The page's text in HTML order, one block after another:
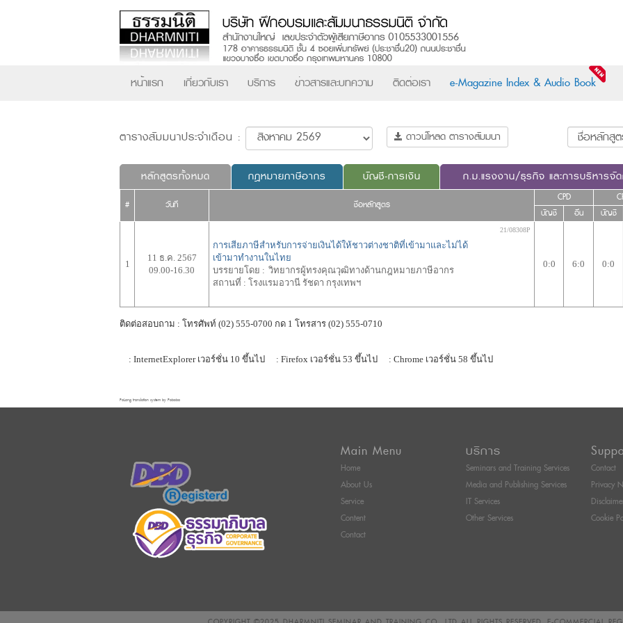
หน้าแรก เกี่ยวกับเรา บริการ ข่าวสารและบทความ ติดต่อเรา e-Magazine Index & Audio Book
ตารางสัมมนาประจำเดือน : ดาวน์โหลด ตารางสัมมนา
หลักสูตรทั้งหมด กฎหมายภาษีอากร บัญชี-การเงิน ก.ม.แรงงาน/ธุรกิจ และการบริหารจั
# วันที่ ชื่อหลักสูตร
CPD
บัญชี อื่น บัญชี
1
11 ธ.ค. 2567
09.00-16.30
การเสียภาษีสำหรับการจ่ายเงินได้ให้ชาวต่างชาติที่เข้ามาและไม่ได้
เข้ามาทำงานในไทย
บรรยายโดย : วิทยากรผู้ทรงคุณวุฒิทางด้านกฎหมายภาษีอากร
สถานที่ : โรงแรมอวานี รัชดา กรุงเทพฯ
21/08308P
0:0 6:0 0:0
ติดต่อสอบถาม : โทรศัพท์ (02) 555-0700 กด 1 โทรสาร (02) 555-0710
: InternetExplorer เวอร์ชั่น 10 ขึ้นไป : Firefox เวอร์ชั่น 53 ขึ้นไป : Chrome เวอร์ชั่น 58 ขึ้นไป
FaLang translation system by Faboba
Main Menu
Home
About Us
Service
Content
Contact
บริการ
Seminars and Training Services
Media and Publishing Services
IT Services
Other Services
Contact
Privacy
Cookie